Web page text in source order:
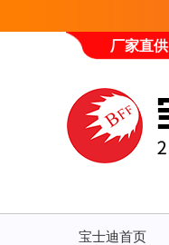
厂家直供
宝士迪首页